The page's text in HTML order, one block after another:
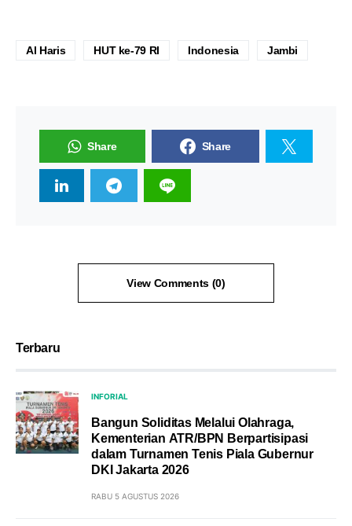
Al Haris HUT ke-79 RI Indonesia Jambi
Share Share
View Comments (0)
Terbaru
INFORIAL
Bangun Soliditas Melalui Olahraga,
Kementerian ATR/BPN Berpartisipasi
dalam Turnamen Tenis Piala Gubernur
DKI Jakarta 2026
RABU 5 AGUSTUS 2026